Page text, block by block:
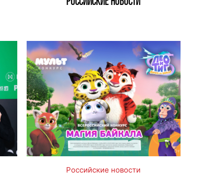
Российские новости